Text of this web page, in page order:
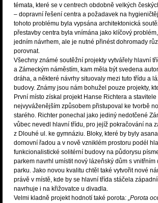
témata, které se v centrech obdobně velkých
– dopravní řešení centra a požadavek na
tohoto problému byla vypsána architektonická
přestavby centra byla vnímána jako klíčový
jedním návrhem, ale je nutné přinést dohromady
porovnat.
Všechny známé soutěžní projekty vytvářely hlavní
a Zámeckým náměstím, kam měla být svedena
dráha, a některé návrhy situovaly mezi tuto třídu a
budovy. Známy jsou nám bohužel pouze projekty,
První místo získal projekt Hanse Richtera a stavitele
nejvyváženějším způsobem přistupoval ke tvorbě
starého. Richter ponechal jako jediný nedotčené
vůbec nevedl hlavní třídu, pro jejíž pokračování na
z Dlouhé ul. ke gymnáziu. Bloky, které by byly
domovní řadou a v nově vzniklém prostoru podél
funkcionalistické solitérní budovy na půdorysu
parkem navrhl umístit nový lázeňský dům s
parku. Jako novou kvalitu chtěl také vytvořit nové
právě v místě, kde by se hlavní třída stáčela
navrhuje i na křižovatce u divadla.
Velmi kladně projekt hodnotí také porota: „Porota